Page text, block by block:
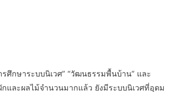
ศึกษาระบบนิเวศ” “วัฒนธรรมพื้นบ้าน” และ
และผลไม้จำนวนมากแล้ว ยังมีระบบนิเวศที่อุดม